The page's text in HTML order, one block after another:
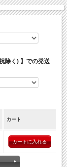
除く) 】での発送
カート